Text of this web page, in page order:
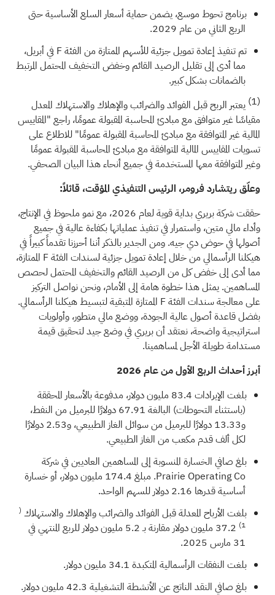
برنامج تحوط موسع، يضمن حماية أسعار السلع الأساسية حتى
الربع الثاني من عام 2029.
تم تنفيذ إعادة تمويل جزئية للأسهم الممتازة من الفئة F في أبريل،
مما أدى إلى تقليل الرصيد القائم وخفض التخفيف المحتمل المرتبط
بالضمانات بشكل كبير.
(1) يعتبر الربح قبل الفوائد والضرائب والإهلاك والاستهلاك المعدل
مقياسًا غير متوافق مع مبادئ المحاسبة المقبولة عمومًا، راجع "المقاييس
المالية غير المتوافقة مع مبادئ المحاسبة المقبولة عمومًا" للاطلاع على
تسويات المقاييس المالية المتوافقة مع مبادئ المحاسبة المقبولة عمومًا
وغير المتوافقة معها المستخدمة في جميع أنحاء هذا البيان الصحفي.
وعلّق ريتشارد فرومر، الرئيس التنفيذي المؤقت، قائلاً:
حققت شركة بريري بداية قوية لعام 2026، مع نمو ملحوظ في الإنتاج،
وأداء مالي متين، واستمرار في تنفيذ عملياتها بكفاءة عالية في جميع
أصولها في حوض دي جيه. ومن الجدير بالذكر أننا أحرزنا تقدماً كبيراً في
هيكلنا الرأسمالي من خلال إعادة تمويل جزئية لسندات الفئة F الممتازة،
مما أدى إلى خفض كل من الرصيد القائم والتخفيف المحتمل لحصص
المساهمين. يمثل هذا خطوة هامة إلى الأمام، ونحن نواصل التركيز
على معالجة سندات الفئة F الممتازة المتبقية لتبسيط هيكلنا الرأسمالي.
بفضل قاعدة أصول عالية الجودة، ووضع مالي متطور، وأولويات
استراتيجية واضحة، نعتقد أن بريري في وضع جيد لتحقيق قيمة
مستدامة طويلة الأجل لمساهمينا.
أبرز أحداث الربع الأول من عام 2026
بلغت الإيرادات 83.4 مليون دولار، مدفوعة بالأسعار المحققة
(باستثناء التحوطات) البالغة 67.91 دولارًا للبرميل من النفط،
و13.33 دولارًا للبرميل من سوائل الغاز الطبيعي، و2.53 دولارًا
لكل ألف قدم مكعب من الغاز الطبيعي.
بلغ صافي الخسارة المنسوبة إلى المساهمين العاديين في شركة
Prairie Operating Co. مبلغ 174.4 مليون دولار، أو خسارة
أساسية قدرها 2.16 دولار للسهم الواحد.
بلغت الأرباح المعدلة قبل الفوائد والضرائب والإهلاك والاستهلاك (
1)
37.2 مليون دولار مقارنة بـ 5.2 مليون دولار للربع المنتهي في
31 مارس 2025.
بلغت النفقات الرأسمالية المتكبدة 34.1 مليون دولار.
بلغ صافي النقد الناتج عن الأنشطة التشغيلية 42.3 مليون دولار.